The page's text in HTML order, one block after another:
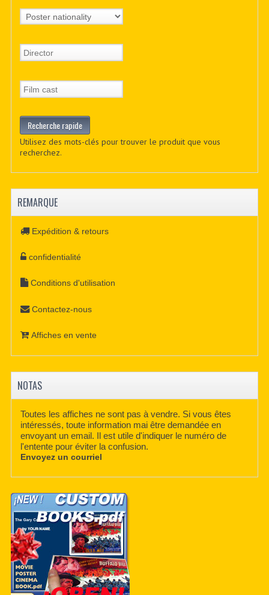
Utilisez des mots-clés pour trouver le produit que vous
recherchez.
REMARQUE
Expédition & retours
confidentialité
Conditions d'utilisation
Contactez-nous
Affiches en vente
NOTAS
Toutes les affiches ne sont pas à vendre. Si vous êtes
intéressés, toute information mai être demandée en
envoyant un email. Il est utile d'indiquer le numéro de
l'entente pour éviter la confusion.
Envoyez un courriel